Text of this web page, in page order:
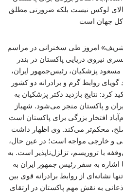
شریف» امروز طی سخنرانی در مراسم
نیروی دریایی پاکستان در بندر
پزشکیان، رئیس‌جمهور ایران،
گویای روابط گرم و برادرانه دو کشور
کرد: نتایج بازدید دکتر پزشکیان به
و پاکستان منجر می‌شود. شهباز
افتخار بزرگی برای پاکستان است
صلح، محکم‌تر می‌کند. وی اظهار داشت
و خارجی مواجه است؛ در عین حال،
با تروریسم، تزلزل‌ناپذیر است. به
اشاره به سفر رئیس جمهور ایران به
نشانه‌ای از روابط برادرانه قوی بین
به نقش مهم پاکستان در ارتقای